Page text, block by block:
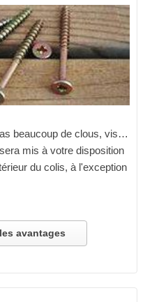
beaucoup de clous, vis…
mis à votre disposition
du colis, à l'exception
avantages